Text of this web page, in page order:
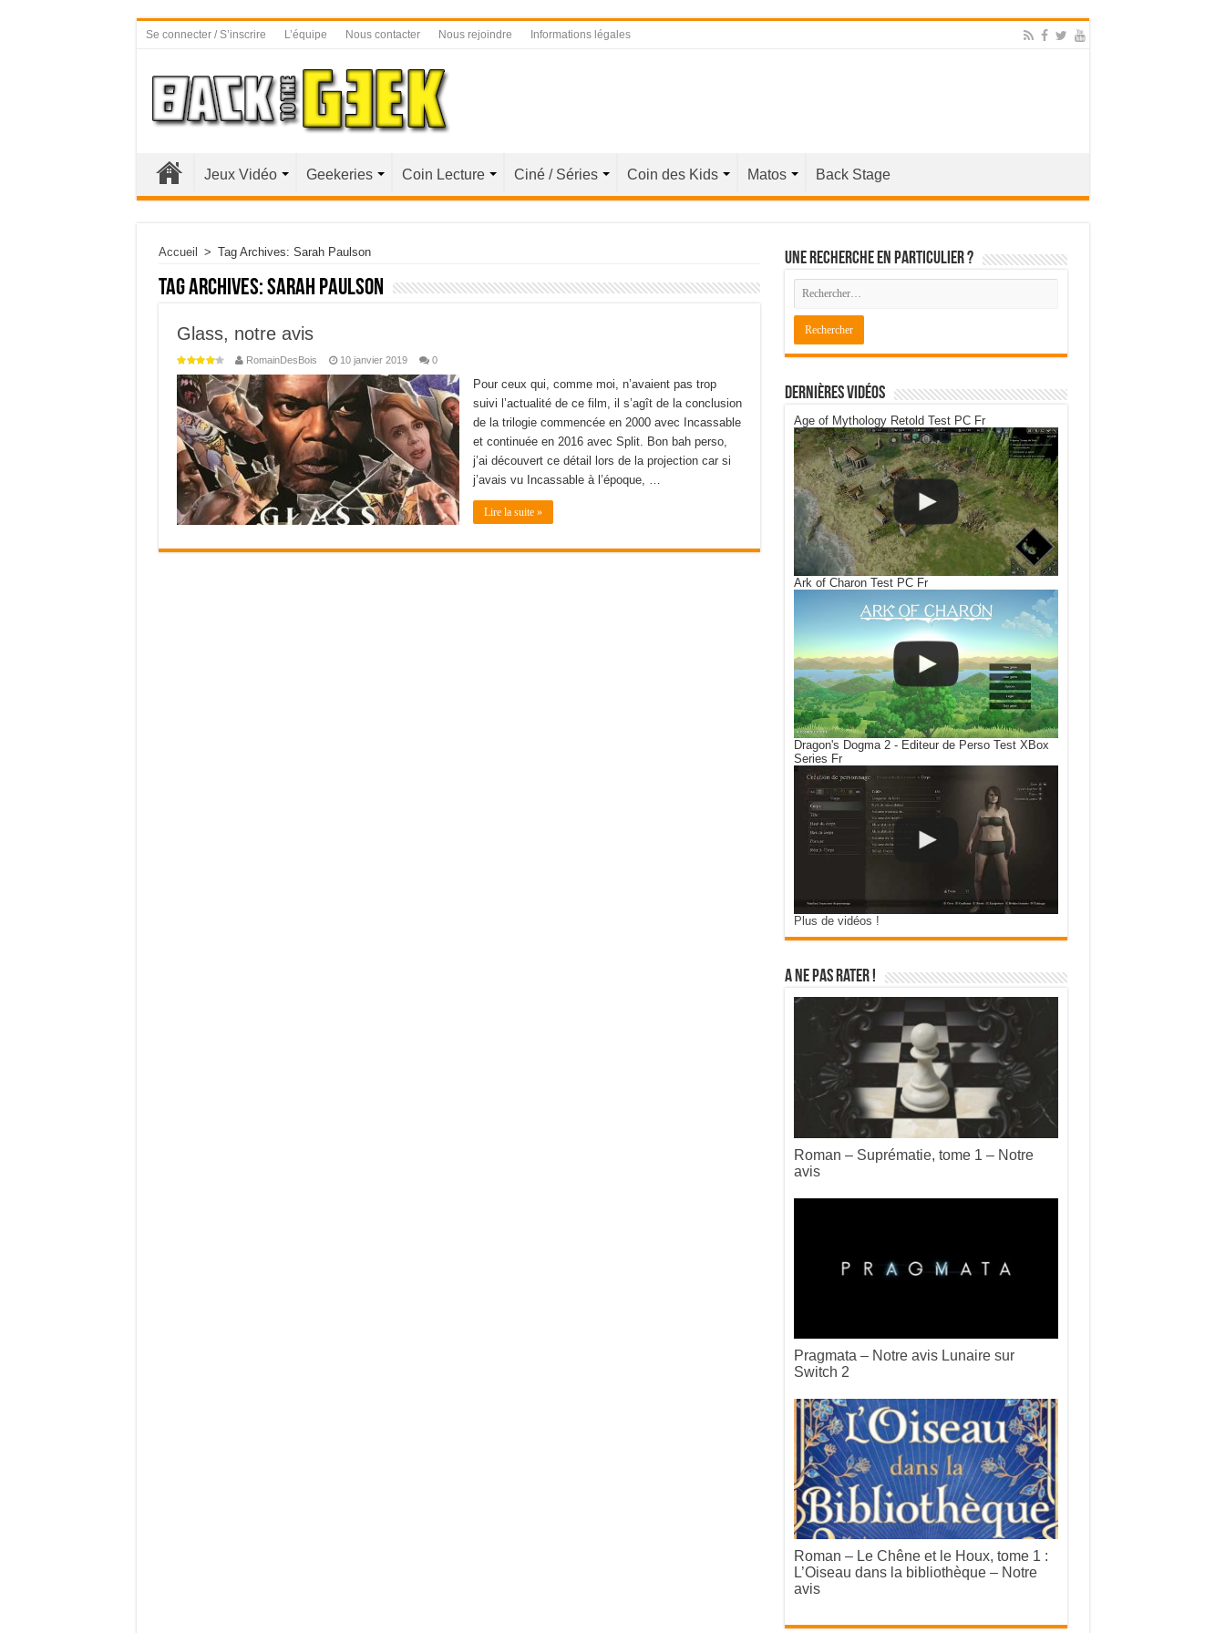
Se connecter / S’inscrire L’équipe Nous contacter Nous rejoindre Informations légales
Jeux Vidéo Geekeries Coin Lecture Ciné / Séries Coin des Kids Matos Back Stage
Accueil > Tag Archives: Sarah Paulson
Tag Archives:Sarah Paulson
Glass, notre avis
RomainDesBois 10 janvier 2019 0
Pour ceux qui, comme moi, n’avaient pas trop
suivi l’actualité de ce film, il s’agît de la conclusion
de la trilogie commencée en 2000 avec Incassable
et continuée en 2016 avec Split. Bon bah perso,
j’ai découvert ce détail lors de la projection car si
j’avais vu Incassable à l’époque, …
Lire la suite »
Une recherche en particulier ?
Dernières Vidéos
Age of Mythology Retold Test PC Fr
Ark of Charon Test PC Fr
Dragon's Dogma 2 - Editeur de Perso Test XBox
Series Fr
Plus de vidéos !
A ne pas rater !
Roman – Suprématie, tome 1 – Notre
avis
Pragmata – Notre avis Lunaire sur
Switch 2
Roman – Le Chêne et le Houx, tome 1 :
L’Oiseau dans la bibliothèque – Notre
avis